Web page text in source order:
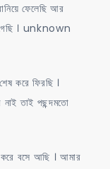
ফেলেছি আর
গেছি । unknown
করে ফিরছি ।
তাই পছন্দমতো
করে বসে আছি । আমার